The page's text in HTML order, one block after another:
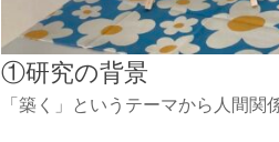
①研究の背景
「築く」というテーマから人間関